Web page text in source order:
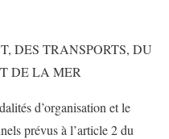
DES TRANSPORTS, DU
DE LA MER
d’organisation et le
prévus à l’article 2 du